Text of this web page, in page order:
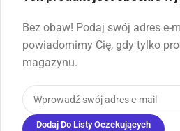
Bez obaw! Podaj swój adres e-
powiadomimy Cię, gdy tylko
magazynu.
Dodaj Do Listy Oczekujących